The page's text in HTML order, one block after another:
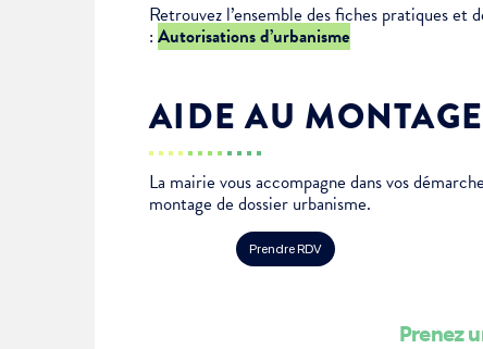
Retrouvez l’ensemble des fiches pratiques et
: Autorisations d’urbanisme
AIDE AU
La mairie vous accompagne dans vos
montage de dossier urbanisme.